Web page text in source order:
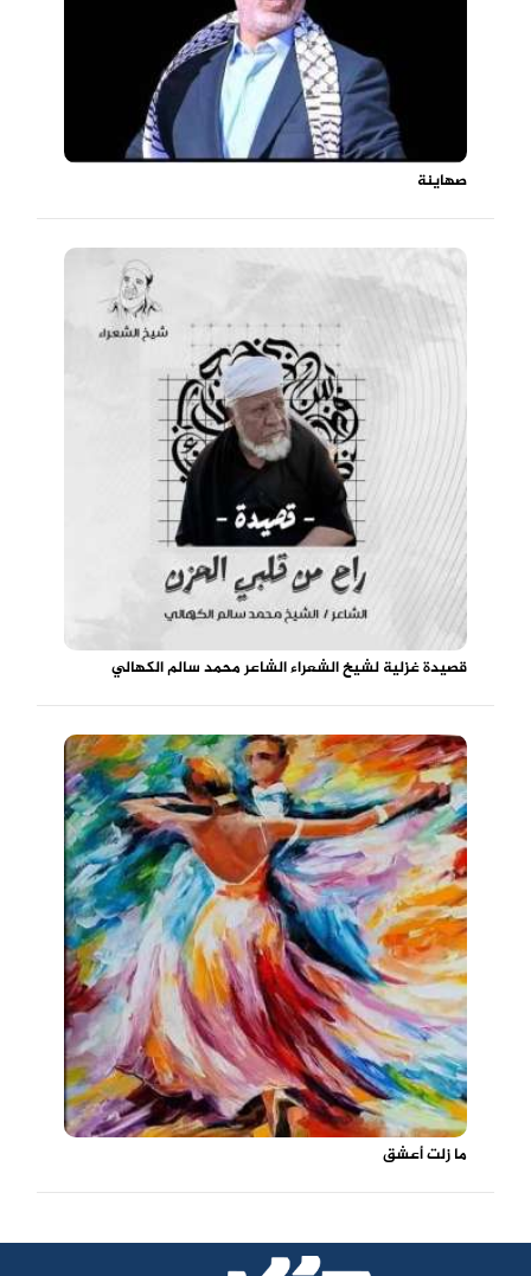
صهاينة
قصيدة غزلية لشيخ الشعراء الشاعر محمد سالم الكهالي
ما زلت أعشق